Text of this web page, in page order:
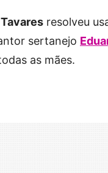
resolveu
sertanejo
as mães.